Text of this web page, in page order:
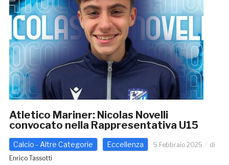
Atletico Mariner: Nicolas Novelli
convocato nella Rappresentativa U15
Calcio - Altre Categorie Eccellenza 5 Febbraio 2025
di
Enrico Tassotti